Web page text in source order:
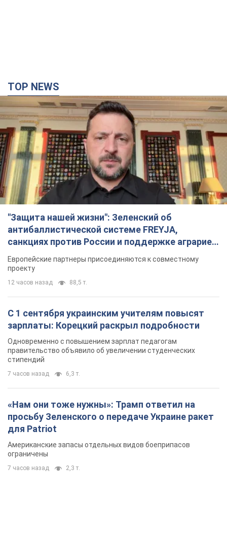
TOP NEWS
"Защита нашей жизни": Зеленский об
антибаллистической системе FREYJA,
санкциях против России и поддержке аграриев.
Видео
Европейские партнеры присоединяются к совместному
проекту
12 часов назад 88,5 т.
С 1 сентября украинским учителям повысят
зарплаты: Корецкий раскрыл подробности
Одновременно с повышением зарплат педагогам
правительство объявило об увеличении студенческих
стипендий
7 часов назад 6,3 т.
«Нам они тоже нужны»: Трамп ответил на
просьбу Зеленского о передаче Украине ракет
для Patriot
Американские запасы отдельных видов боеприпасов
ограничены
7 часов назад 2,3 т.